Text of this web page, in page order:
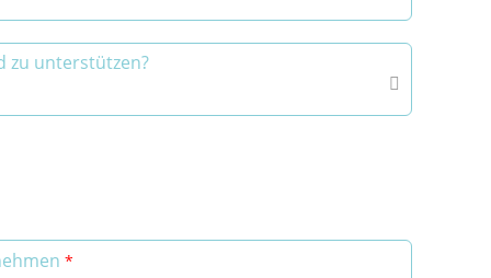
zu unterstützen?
